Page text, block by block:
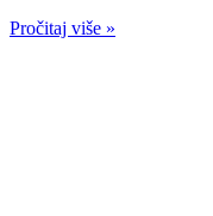
Pročitaj više »